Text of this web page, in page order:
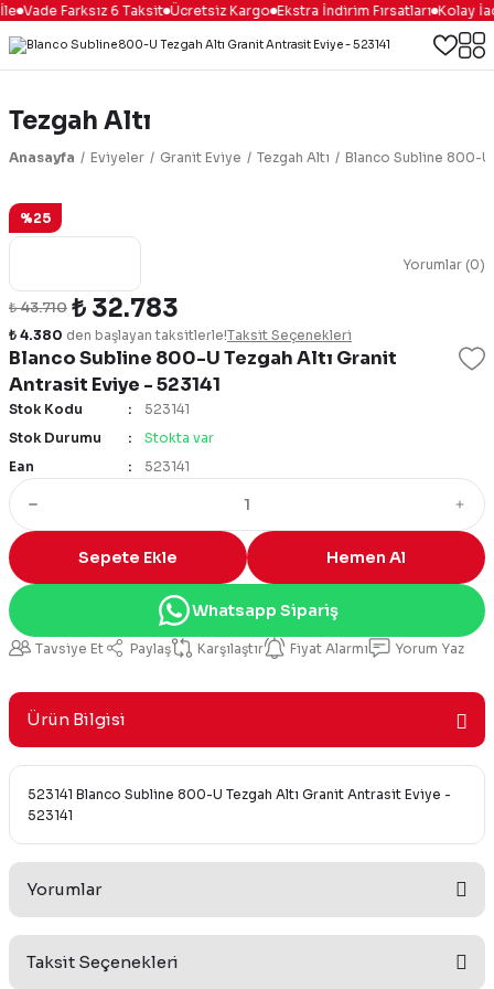
Vade Farksız 6 Taksit Ücretsiz Kargo Ekstra İndirim Fırsatları Kolay
Tezgah Altı
Anasayfa Eviyeler Granit Eviye Tezgah Altı Blanco Subline 800-U
%25
Yorumlar (0)
Blanco Subline 800-U Tezgah Altı Granit
Antrasit Eviye - 523141
₺ 43.710 ₺ 32.783
₺ 4.380 den başlayan taksitlerle!Taksit Seçenekleri
Stok Kodu
523141
Stok Durumu
Stokta var
Ean
523141
Sepete Ekle Hemen Al
Whatsapp Sipariş
Tavsiye Et Paylaş Karşılaştır Fiyat Alarmı Yorum Yaz
Ürün Bilgisi
523141 Blanco Subline 800-U Tezgah Altı Granit Antrasit Eviye -
523141
Yorumlar
Taksit Seçenekleri